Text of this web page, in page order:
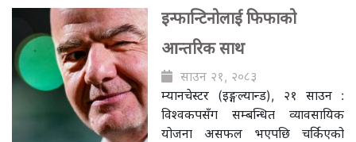
इन्फान्टिनोलाई फिफाको
आन्तरिक साथ
साउन २१, २०८३
म्यानचेस्टर (इङ्गल्यान्ड), २१ साउन :
विश्वकपसँग सम्बन्धित व्यावसायिक
योजना असफल भएपछि चर्किएको